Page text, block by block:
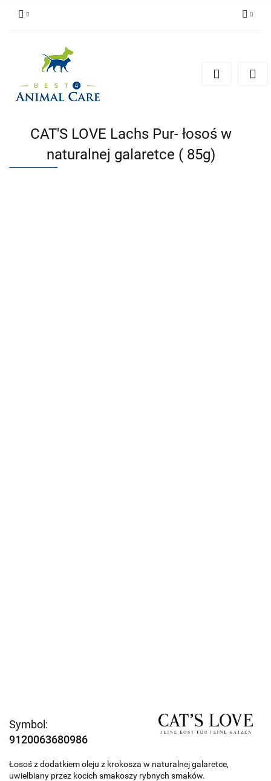
CAT'S LOVE Lachs Pur- łosoś w
naturalnej galaretce ( 85g)
Symbol:
9120063680986
Łosoś z dodatkiem oleju z krokosza w naturalnej galaretce,
uwielbiany przez kocich smakoszy rybnych smaków.